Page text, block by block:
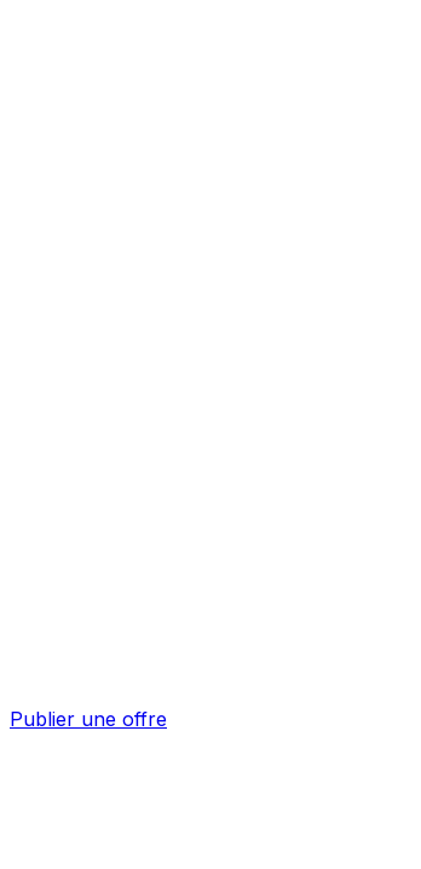
Publier une offre